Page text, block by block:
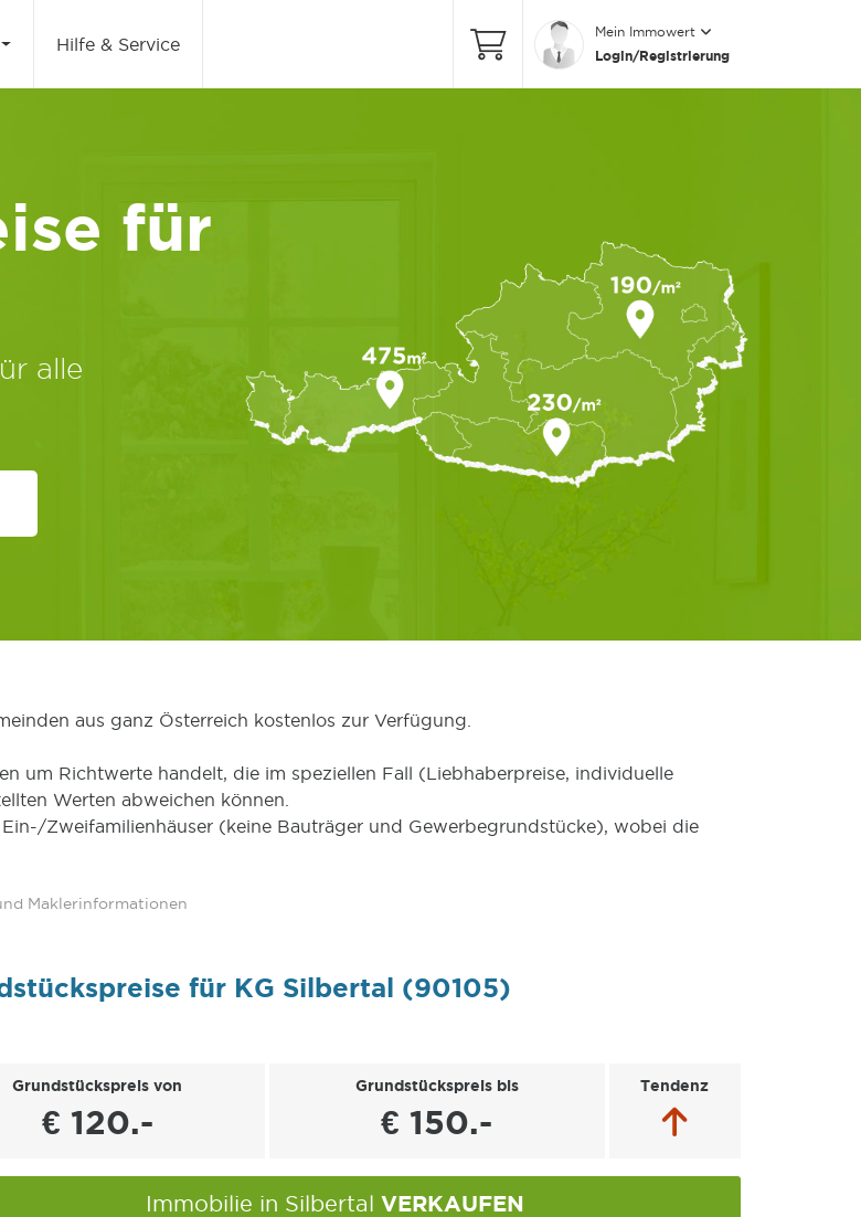
Hilfe & Service
Mein Immowert
Login/Registrierung
für
alle
aus ganz Österreich kostenlos zur Verfügung.
um Richtwerte handelt, die im speziellen Fall (Liebhaberpreise, individuelle
Werten abweichen können.
Zweifamilienhäuser (keine Bauträger und Gewerbegrundstücke), wobei die
Maklerinformationen
für KG Silbertal (90105)
Grundstückspreis von
€ 120.-
Grundstückspreis bis
€ 150.-
Tendenz
Immobilie in Silbertal VERKAUFEN